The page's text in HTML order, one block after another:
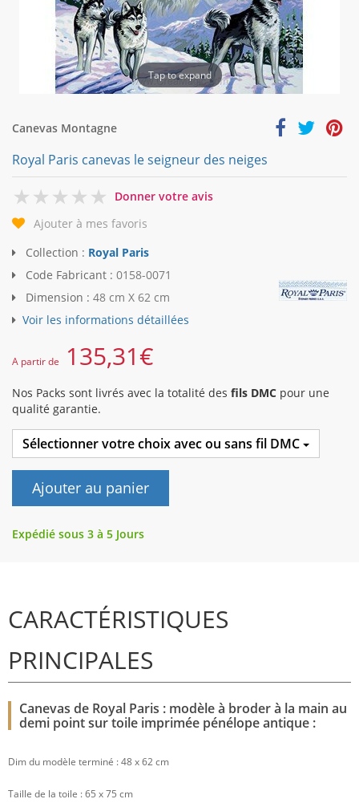
Tap to expand
Canevas Montagne
Royal Paris canevas le seigneur des neiges
0
Donner votre avis
Ajouter à mes favoris
Collection : Royal Paris
Code Fabricant : 0158-0071
Dimension : 48 cm X 62 cm
Voir les informations détaillées
A partir de 135,31€
Nos Packs sont livrés avec la totalité des fils DMC pour une
qualité garantie.
Sélectionner votre choix avec ou sans fil DMC
Ajouter au panier
Expédié sous 3 à 5 Jours
CARACTÉRISTIQUES
PRINCIPALES
Canevas de Royal Paris : modèle à broder à la main au
demi point sur toile imprimée pénélope antique :
Dim du modèle terminé : 48 x 62 cm
Taille de la toile : 65 x 75 cm